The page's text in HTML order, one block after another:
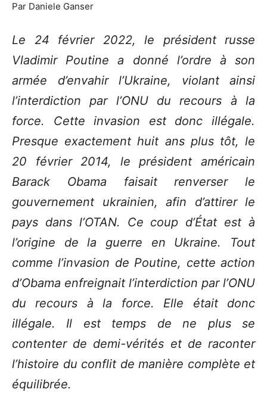
Par Daniele Ganser
Le 24 février 2022, le président russe
Vladimir Poutine a donné l’ordre à son
armée d’envahir l’Ukraine, violant ainsi
l’interdiction par l’ONU du recours à la
force. Cette invasion est donc illégale.
Presque exactement huit ans plus tôt, le
20 février 2014, le président américain
Barack Obama faisait renverser le
gouvernement ukrainien, afin d’attirer le
pays dans l’OTAN. Ce coup d’État est à
l’origine de la guerre en Ukraine. Tout
comme l’invasion de Poutine, cette action
d’Obama enfreignait l’interdiction par l’ONU
du recours à la force. Elle était donc
illégale. Il est temps de ne plus se
contenter de demi-vérités et de raconter
l’histoire du conflit de manière complète et
équilibrée.